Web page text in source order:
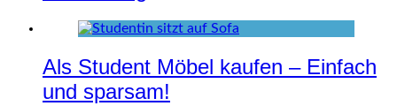
Als Student Möbel kaufen – Einfach
und sparsam!